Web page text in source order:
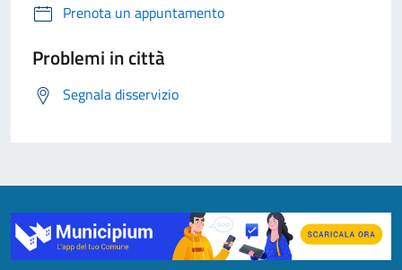
Prenota un appuntamento
Problemi in città
Segnala disservizio